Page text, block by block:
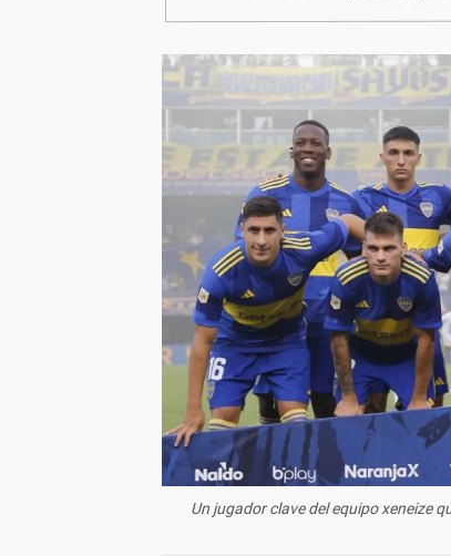
Un jugador clave del equipo xeneize